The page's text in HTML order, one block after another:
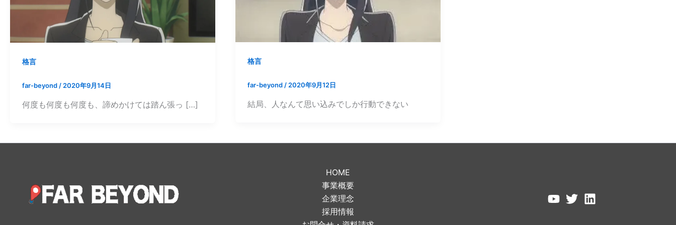
格言
far-beyond/2020年9月14日
何度も何度も何度も、諦めかけては踏ん張っ […]
格言
far-beyond/2020年9月12日
結局、人なんて思い込みでしか行動できない
HOME
事業概要
企業理念
採用情報